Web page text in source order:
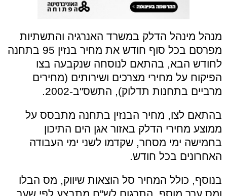
מנהל מינהל הדלק במשרד האנרגיה והתשתיות
מפרסם בכל סוף חודש את מחיר בנזין 95 בתחנה
לחודש הבא, בהתאם לנוסחה שנקבעה בצו
הפיקוח על מחירי מצרכים ושירותים (מחירים
מרביים בתחנות תדלוק), התשס"ב-2002.
בהתאם לצו, מחיר הבנזין בתחנה מתבסס על
ממוצע מחירי הדלק באזור אגן הים התיכון
בחמישה ימי מסחר, שקדמו לשני ימי העבודה
האחרונים בכל חודש.
בנוסף, כולל המחיר סל הוצאות שיווק, מס הבלו